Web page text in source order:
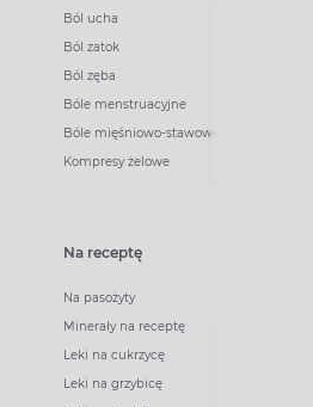
Ból ucha
Ból zatok
Ból zęba
Bóle menstruacyjne
Bóle mięśniowo-stawowe
Kompresy żelowe
Na receptę
Na pasożyty
Minerały na receptę
Leki na cukrzycę
Leki na grzybicę